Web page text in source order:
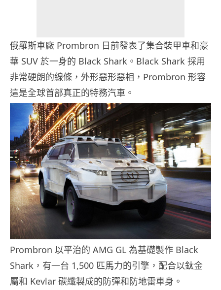
俄羅斯車廠 Prombron 日前發表了集合裝甲車和豪
華 SUV 於一身的 Black Shark。Black Shark 採用
非常硬朗的線條，外形惡形惡相，Prombron 形容
這是全球首部真正的特務汽車。
Prombron 以平治的 AMG GL 為基礎製作 Black
Shark，有一台 1,500 匹馬力的引擎，配合以鈦金
屬和 Kevlar 碳纖製成的防彈和防地雷車身。